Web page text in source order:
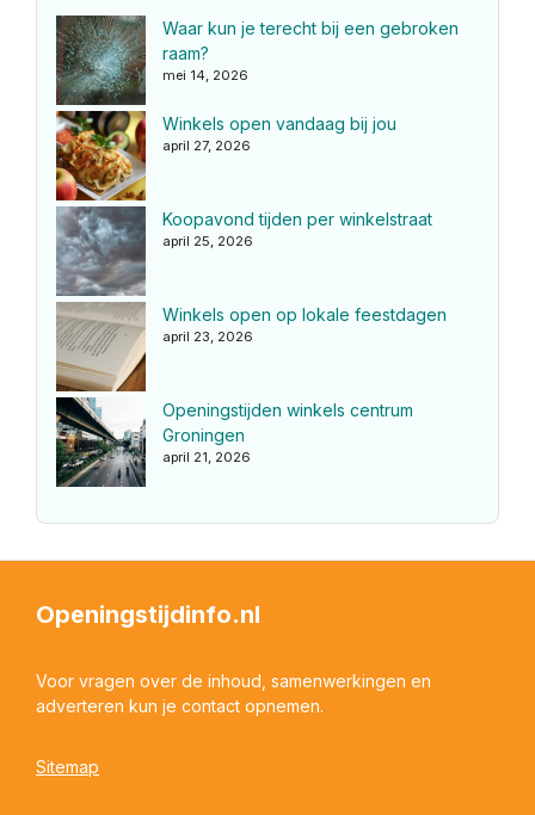
Waar kun je terecht bij een gebroken
raam?
mei 14, 2026
Winkels open vandaag bij jou
april 27, 2026
Koopavond tijden per winkelstraat
april 25, 2026
Winkels open op lokale feestdagen
april 23, 2026
Openingstijden winkels centrum
Groningen
april 21, 2026
Openingstijdinfo.nl
Voor vragen over de inhoud, samenwerkingen en
adverteren kun je contact opnemen.
Sitemap